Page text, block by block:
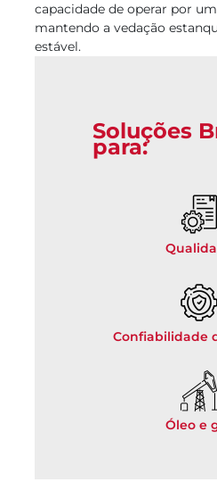
capacidade de operar por
mantendo a vedação
estável.
Soluções
para:
Confiabilidade
Óleo e